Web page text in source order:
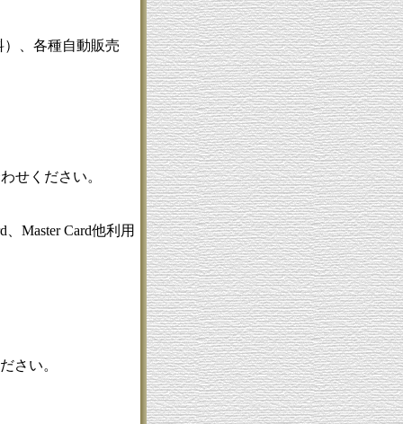
、 各種自動販売
ください。
Master Card他利用
さい。